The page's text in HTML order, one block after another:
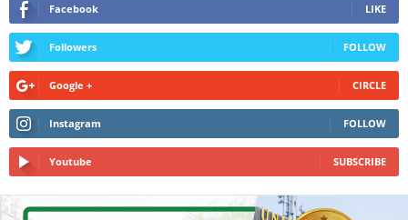
Facebook LIKE
Followers FOLLOW
Google + CIRCLE
Instagram FOLLOW
Youtube SUBSCRIBE